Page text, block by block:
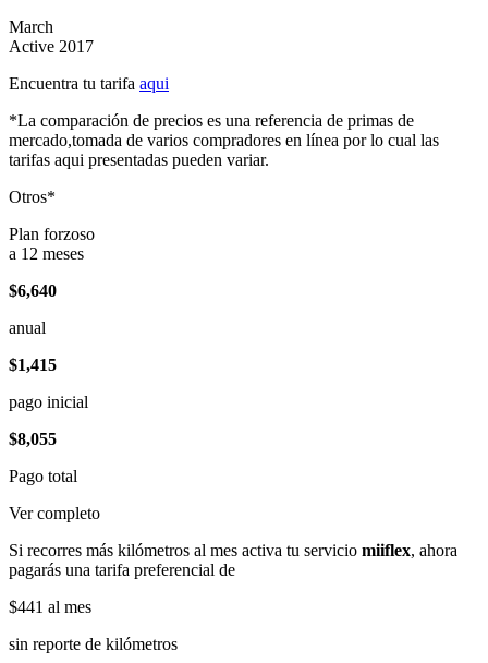
March
Active 2017
Encuentra tu tarifa aqui
*La comparación de precios es una referencia de primas de
mercado,tomada de varios compradores en línea por lo cual las
tarifas aqui presentadas pueden variar.
Otros*
Plan forzoso
a 12 meses
$6,640
anual
$1,415
pago inicial
$8,055
Pago total
Ver completo
Si recorres más kilómetros al mes activa tu servicio miiflex, ahora
pagarás una tarifa preferencial de
$441 al mes
sin reporte de kilómetros